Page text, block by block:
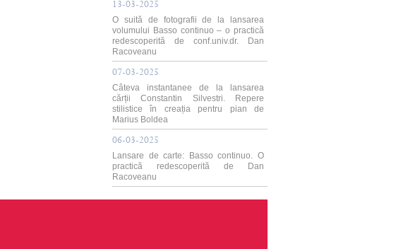
13-03-2025
O suită de fotografii de la lansarea
volumului Basso continuo – o practică
redescoperită de conf.univ.dr. Dan
Racoveanu
07-03-2025
Câteva instantanee de la lansarea
cărții Constantin Silvestri. Repere
stilistice în creația pentru pian de
Marius Boldea
06-03-2025
Lansare de carte: Basso continuo. O
practică redescoperită de Dan
Racoveanu